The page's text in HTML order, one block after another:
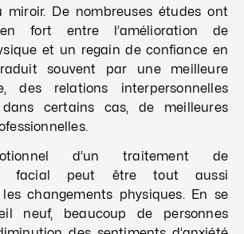
miroir. De nombreuses études ont
fort entre l’amélioration de
et un regain de confiance en
souvent par une meilleure
des relations interpersonnelles
certains cas, de meilleures
d’un traitement de
facial peut être tout aussi
changements physiques. En se
neuf, beaucoup de personnes